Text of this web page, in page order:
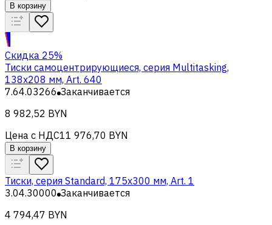
В корзину
Скидка 25%
Тиски самоцентрирующиеся, серия Multitasking,
138x208 мм, Art. 640
7.64.03266 Заканчивается
8 982,52 BYN
Цена с НДС11 976,70 BYN
В корзину
Тиски, серия Standard, 175x300 мм, Art. 1
3.04.30000 Заканчивается
4 794,47 BYN